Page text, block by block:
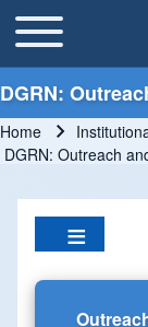
Main Menu
Toggle main menu
DGRN:
Breadcrumb
Home
DGRN: Outreach